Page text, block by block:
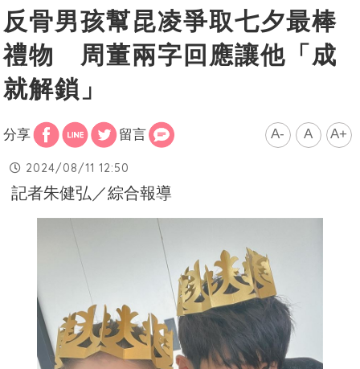
反骨男孩幫昆凌爭取七夕最棒
禮物 周董兩字回應讓他「成
就解鎖」
分享 留言 A- A A+
2024/08/11 12:50
記者朱健弘／綜合報導